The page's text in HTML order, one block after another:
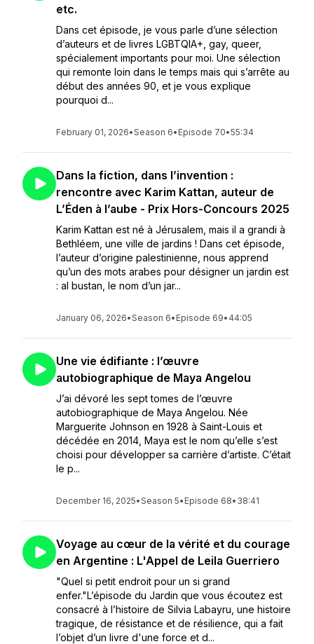
etc.
Dans cet épisode, je vous parle d’une sélection
d’auteurs et de livres LGBTQIA+, gay, queer,
spécialement importants pour moi. Une sélection
qui remonte loin dans le temps mais qui s’arrête au
début des années 90, et je vous explique
pourquoi d...
February 01, 2026•Season 6• Episode 70•55:34
Dans la fiction, dans l’invention :
rencontre avec Karim Kattan, auteur de
L’Éden à l’aube - Prix Hors-Concours 2025
Karim Kattan est né à Jérusalem, mais il a grandi à
Bethléem, une ville de jardins ! Dans cet épisode,
l’auteur d’origine palestinienne, nous apprend
qu’un des mots arabes pour désigner un jardin est
: al bustan, le nom d’un jar...
January 06, 2026•Season 6• Episode 69• 44:05
Une vie édifiante : l’œuvre
autobiographique de Maya Angelou
J’ai dévoré les sept tomes de l’œuvre
autobiographique de Maya Angelou. Née
Marguerite Johnson en 1928 à Saint-Louis et
décédée en 2014, Maya est le nom qu’elle s’est
choisi pour développer sa carrière d’artiste. C’était
le p...
December 16, 2025•Season 5• Episode 68• 38:41
Voyage au cœur de la vérité et du courage
en Argentine : L'Appel de Leila Guerriero
"Quel si petit endroit pour un si grand
enfer."L’épisode du Jardin que vous écoutez est
consacré à l’histoire de Silvia Labayru, une histoire
tragique, de résistance et de résilience, qui a fait
l’objet d’un livre d'une force et d...